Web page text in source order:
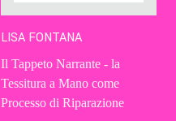
LISA FONTANA
Il Tappeto Narrante - la
Tessitura a Mano come
Processo di Riparazione